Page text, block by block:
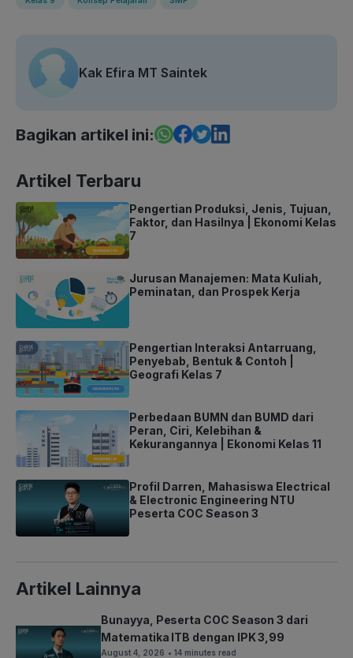
Kak Efira MT Saintek
Bagikan artikel ini:
Artikel Terbaru
Pengertian Produksi, Jenis, Tujuan,
Faktor, dan Hasilnya | Ekonomi Kelas
7
Jurusan Manajemen: Mata Kuliah,
Peminatan, dan Prospek Kerja
Pengertian Interaksi Antarruang,
Penyebab, Bentuk & Contoh |
Geografi Kelas 7
Perbedaan BUMN dan BUMD dari
Peran, Ciri, Kelebihan &
Kekurangannya | Ekonomi Kelas 11
Profil Darren, Mahasiswa Electrical
& Electronic Engineering NTU
Peserta COC Season 3
Artikel Lainnya
Bunayya, Peserta COC Season 3 dari
Matematika ITB dengan IPK 3,99
August 4, 2026 • 14 minutes read